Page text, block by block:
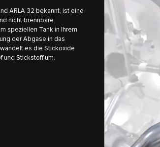
ARLA 32 bekannt, ist eine
nicht brennbare
speziellen Tank in Ihrem
der Abgase in das
es die Stickoxide
und Stickstoff um.